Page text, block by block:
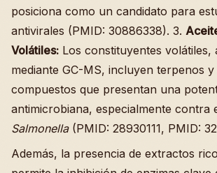
posiciona como un candidato para
antivirales (PMID: 30886338). 3.
Volátiles: Los constituyentes volátiles,
mediante GC-MS, incluyen terpenos
compuestos que presentan una
antimicrobiana, especialmente contra
Salmonella(PMID: 28930111, PMID:
Además, la presencia de extractos